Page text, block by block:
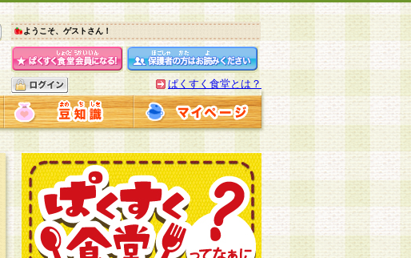
ようこそ、ゲストさん！
ぱくすく食堂とは？